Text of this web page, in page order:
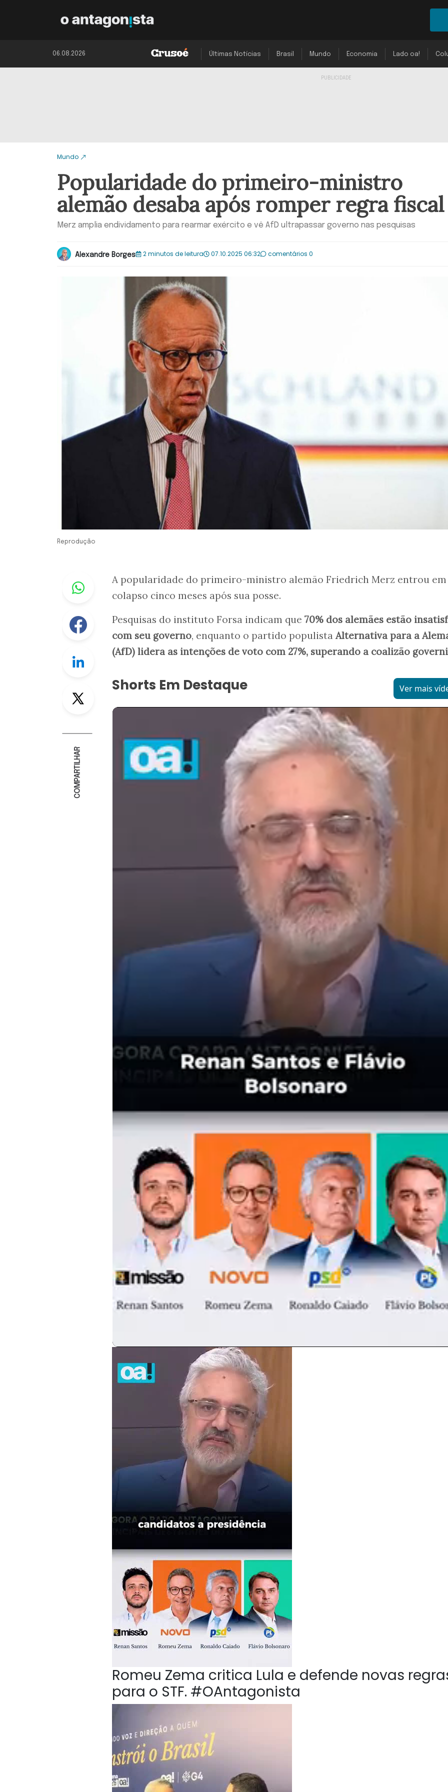
06.08.2026 Últimas Notícias Brasil Mundo Economia Lado oa!
Mundo
Popularidade do primeiro-ministro
alemão desaba após romper regra fiscal
Merz amplia endividamento para rearmar exército e vê AfD ultrapassar governo nas pesquisas
Alexandre Borges 2 minutos de leitura 07.10.2025 06:32 comentários 0
Reprodução
Whastapp
Facebook
Linkedin
Twitter
COMPARTILHAR
A popularidade do primeiro-ministro alemão Friedrich Merz entrou em
colapso cinco meses após sua posse.
Pesquisas do instituto Forsa indicam que 70% dos alemães estão
com seu governo, enquanto o partido populista Alternativa para a
(AfD) lidera as intenções de voto com 27%, superando a coalizão
Shorts Em Destaque Ver mais
Romeu Zema critica Lula e defende novas
para o STF. #OAntagonista